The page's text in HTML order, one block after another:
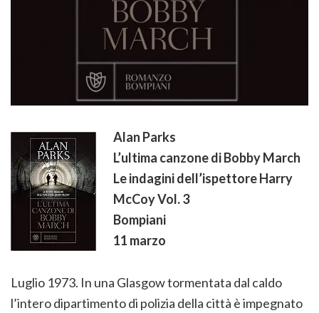
Alan Parks
L’ultima canzone di Bobby March
Le indagini dell’ispettore Harry
McCoy Vol. 3
Bompiani
11 marzo
Luglio 1973. In una Glasgow tormentata dal caldo
l’intero dipartimento di polizia della città è impegnato